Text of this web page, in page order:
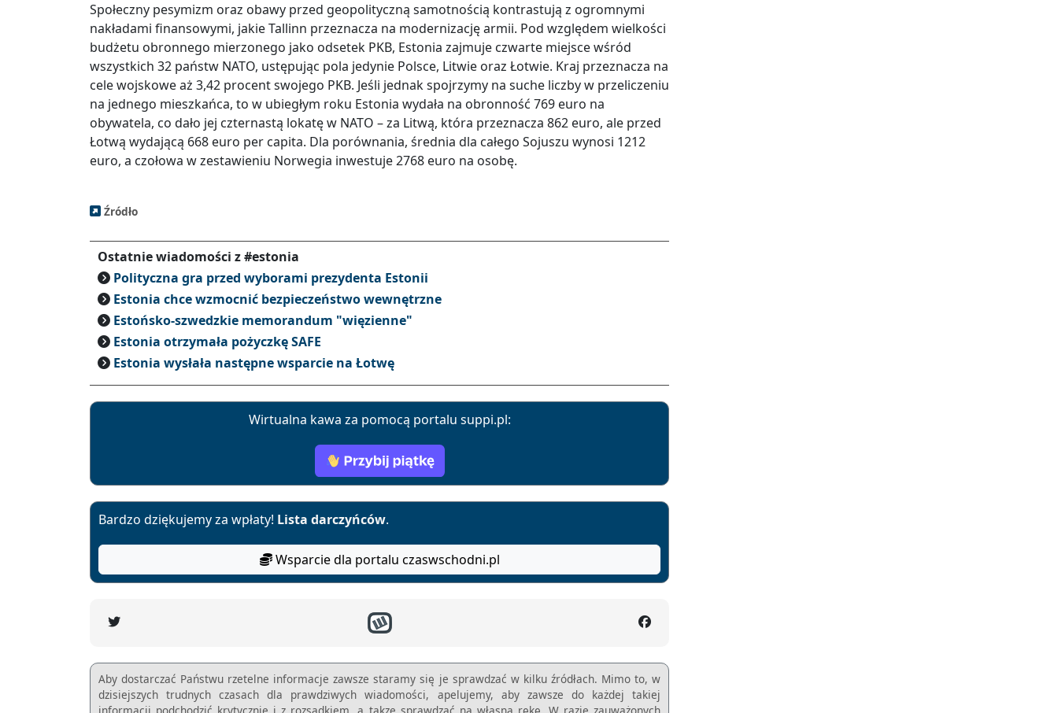
Społeczny pesymizm oraz obawy przed geopolityczną samotnością kontrastują z ogromnymi
nakładami finansowymi, jakie Tallinn przeznacza na modernizację armii. Pod względem wielkości
budżetu obronnego mierzonego jako odsetek PKB, Estonia zajmuje czwarte miejsce wśród
wszystkich 32 państw NATO, ustępując pola jedynie Polsce, Litwie oraz Łotwie. Kraj przeznacza na
cele wojskowe aż 3,42 procent swojego PKB. Jeśli jednak spojrzymy na suche liczby w przeliczeniu
na jednego mieszkańca, to w ubiegłym roku Estonia wydała na obronność 769 euro na
obywatela, co dało jej czternastą lokatę w NATO – za Litwą, która przeznacza 862 euro, ale przed
Łotwą wydającą 668 euro per capita. Dla porównania, średnia dla całego Sojuszu wynosi 1212
euro, a czołowa w zestawieniu Norwegia inwestuje 2768 euro na osobę.
Źródło
Ostatnie wiadomości z #estonia
Polityczna gra przed wyborami prezydenta Estonii
Estonia chce wzmocnić bezpieczeństwo wewnętrzne
Estońsko-szwedzkie memorandum "więzienne"
Estonia otrzymała pożyczkę SAFE
Estonia wysłała następne wsparcie na Łotwę
Wirtualna kawa za pomocą portalu suppi.pl:
Bardzo dziękujemy za wpłaty! Lista darczyńców.
Wsparcie dla portalu czaswschodni.pl
Aby dostarczać Państwu rzetelne informacje zawsze staramy się je sprawdzać w kilku źródłach. Mimo to, w
dzisiejszych trudnych czasach dla prawdziwych wiadomości, apelujemy, aby zawsze do każdej takiej